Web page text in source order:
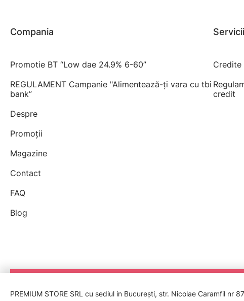
Compania
Promotie BT “Low dae 24.9% 6-60”
REGULAMENT Campanie "Alimentează-ți vara cu tbi
bank”
Despre
Promoții
Magazine
Contact
FAQ
Blog
Servicii
Credite
credit
PREMIUM STORE SRL cu sediul in București, str. Nicolae Caramfil